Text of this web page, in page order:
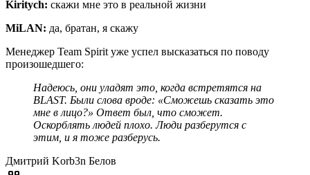
Kiritych: скажи мне это в реальной жизни
MiLAN: да, братан, я скажу
Менеджер Team Spirit уже успел высказаться по поводу
произошедшего:
Надеюсь, они уладят это, когда встретятся на
BLAST. Были слова вроде: «Сможешь сказать это
мне в лицо?» Ответ был, что сможет.
Оскорблять людей плохо. Люди разберутся с
этим, и я тоже разберусь.
Дмитрий Korb3n Белов